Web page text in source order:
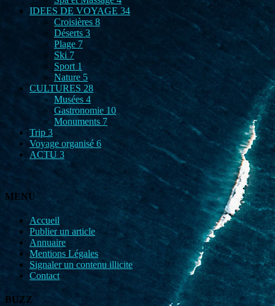
IDEES DE VOYAGE 34
Croisières 8
Déserts 3
Plage 7
Ski 7
Sport 1
Nature 5
CULTURES 28
Musées 4
Gastronomie 10
Monuments 7
Trip 3
Voyage organisé 6
ACTU 3
MENU
Accueil
Publier un article
Annuaire
Mentions Légales
Signaler un contenu illicite
Contact
BUZZ